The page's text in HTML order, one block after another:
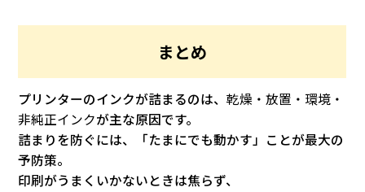
まとめ
プリンターのインクが詰まるのは、乾燥・放置・環境・
非純正インクが主な原因です。
詰まりを防ぐには、「たまにでも動かす」ことが最大の
予防策。
印刷がうまくいかないときは焦らず、